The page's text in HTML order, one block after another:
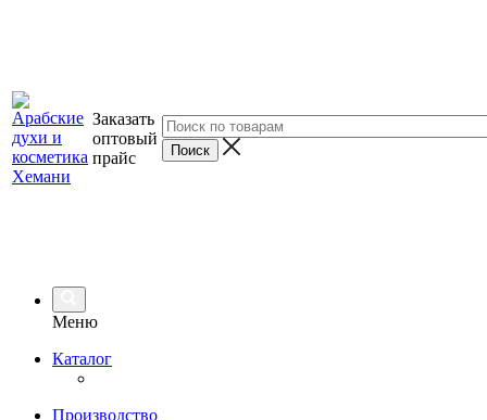
Заказать
оптовый
прайс
Меню
Каталог
Производство